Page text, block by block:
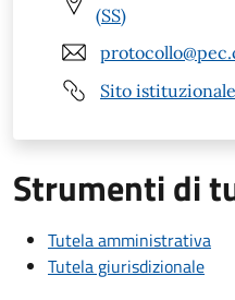
(SS)
Sito istituzionale
Strumenti di
Tutela amministrativa
Tutela giurisdizionale